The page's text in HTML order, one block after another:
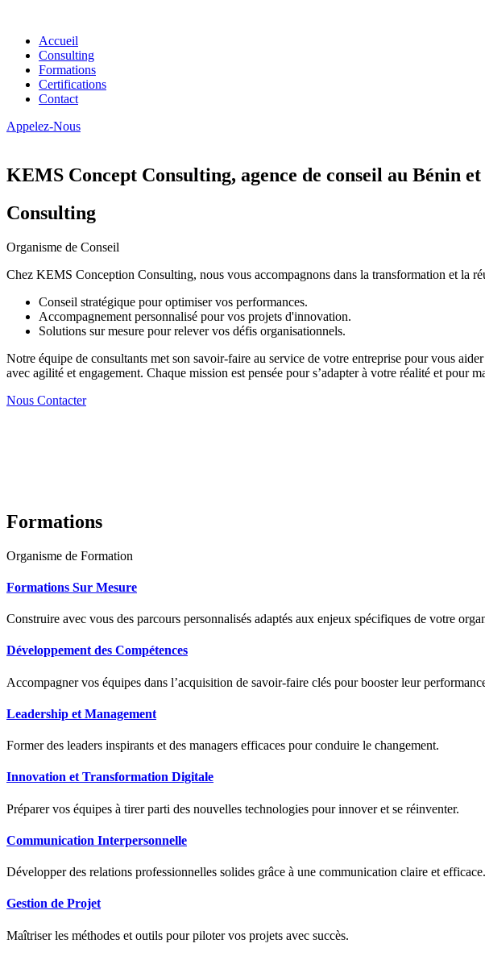
Accueil
Consulting
Formations
Certifications
Contact
Appelez-Nous
KEMS Concept Consulting, agence de conseil au Bénin
Consulting
Organisme de Conseil
Chez KEMS Conception Consulting, nous vous accompagnons dans la transformation et la
Conseil stratégique pour optimiser vos performances.
Accompagnement personnalisé pour vos projets d'innovation.
Solutions sur mesure pour relever vos défis organisationnels.
Notre équipe de consultants met son savoir-faire au service de votre entreprise pour vous
avec agilité et engagement. Chaque mission est pensée pour s’adapter à votre réalité et pour
Nous Contacter
Formations
Organisme de Formation
Formations Sur Mesure
Construire avec vous des parcours personnalisés adaptés aux enjeux spécifiques de votre
Développement des Compétences
Accompagner vos équipes dans l’acquisition de savoir-faire clés pour booster leur
Leadership et Management
Former des leaders inspirants et des managers efficaces pour conduire le changement.
Innovation et Transformation Digitale
Préparer vos équipes à tirer parti des nouvelles technologies pour innover et se réinventer.
Communication Interpersonnelle
Développer des relations professionnelles solides grâce à une communication claire et efficace.
Gestion de Projet
Maîtriser les méthodes et outils pour piloter vos projets avec succès.